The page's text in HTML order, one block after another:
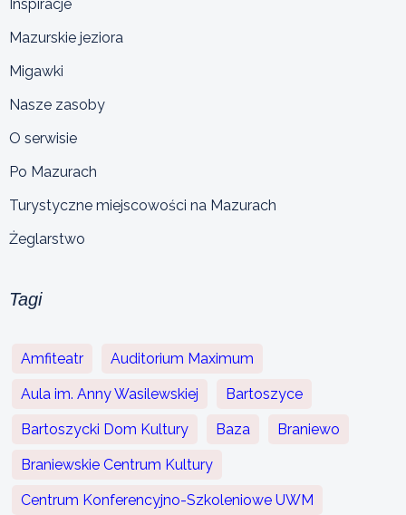
Inspiracje
Mazurskie jeziora
Migawki
Nasze zasoby
O serwisie
Po Mazurach
Turystyczne miejscowości na Mazurach
Żeglarstwo
Tagi
Amfiteatr Auditorium Maximum
Aula im. Anny Wasilewskiej Bartoszyce
Bartoszycki Dom Kultury Baza Braniewo
Braniewskie Centrum Kultury
Centrum Konferencyjno-Szkoleniowe UWM